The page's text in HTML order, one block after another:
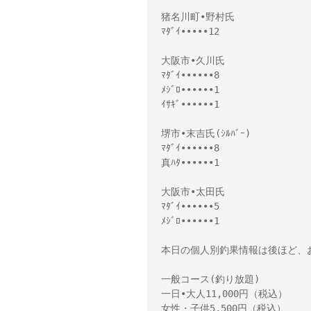
猪名川町•野村氏
ﾏﾀﾞｲ•••••12
大阪市•久川氏
ﾏﾀﾞｲ••••••8
ﾒｼﾞﾛ••••••1
ｲｻｷﾞ••••••1
堺市•末吉氏(ｼﾙﾊﾞｰ)
ﾏﾀﾞｲ••••••8
真ﾊﾀ••••••1
大阪市•太田氏
ﾏﾀﾞｲ••••••5
ﾒｼﾞﾛ••••••1
本日の個人別釣果情報は後ほど、
一般コース(釣り放題)
一日•大人11,000円（税込）
女性・子供5,500円（税込）